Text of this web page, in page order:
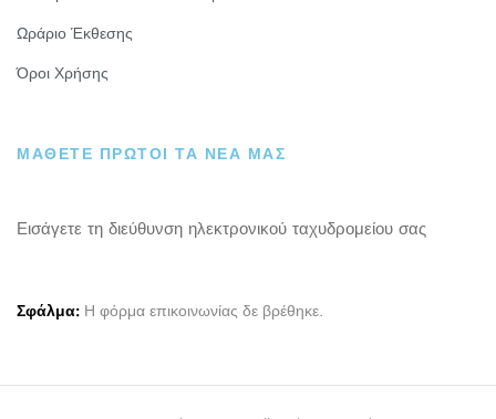
Ωράριο Έκθεσης
Όροι Χρήσης
ΜΑΘΕΤΕ ΠΡΩΤΟΙ ΤΑ ΝΕΑ ΜΑΣ
Εισάγετε τη διεύθυνση ηλεκτρονικού ταχυδρομείου σας
Σφάλμα: Η φόρμα επικοινωνίας δε βρέθηκε.